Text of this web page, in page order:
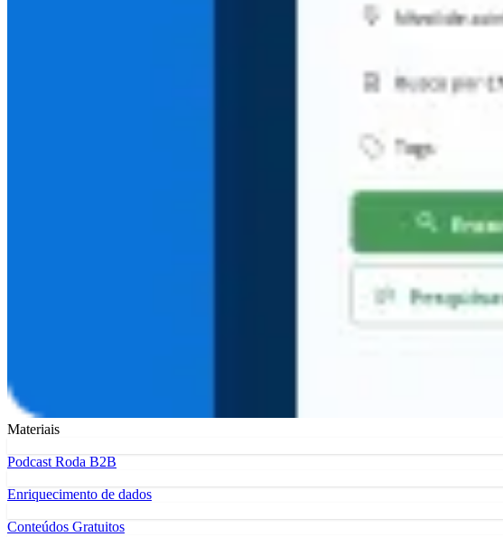
Materiais
Podcast Roda B2B
Enriquecimento de dados
Conteúdos Gratuitos